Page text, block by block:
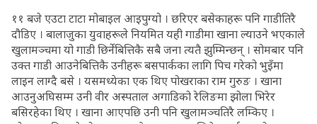
११ बजे एउटा टाटा मोबाइल आइपुग्यो । छरिएर बसेकाहरू पनि गाडीतिरै
दौडिए । बालाजुका युवाहरूले नियमित यही गाडीमा खाना ल्याउने भएकाले
खुलामञ्चमा यो गाडी छिर्नेबित्तिकै सबै जना त्यतै झुम्मिन्छन् । सोमबार पनि
उक्त गाडी आउनेबित्तिकै उनीहरू बसपार्कका लागि पिच गरेको भुइँमा
लाइन लाग्दै बसे । यसमध्येका एक थिए पोखराका राम गुरुङ । खाना
आउनुअघिसम्म उनी वीर अस्पताल अगाडिको रेलिङमा झोला भिरेर
बसिरहेका थिए । खाना आएपछि उनी पनि खुलामञ्चतिरै लम्किए ।